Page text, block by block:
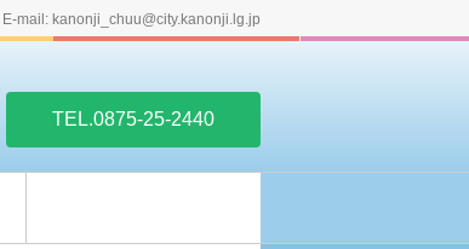
TEL.0875-25-2440
E-mail: kanonji_chuu@city.kanonji.lg.jp